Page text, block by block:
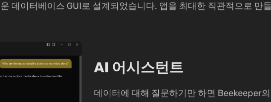
데이터베이스 GUI로 설계되었습니다. 앱을 최대한 직관적으로 만
AI 어시스턴트
데이터에 대해 질문하기만 하면 Beekeeper